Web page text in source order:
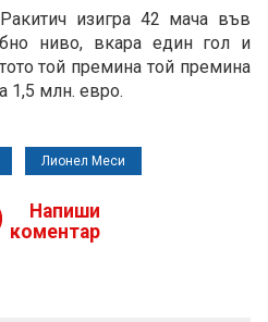
изигра 42 мача във
ниво, вкара един гол и
той премина той премина
1,5 млн. евро.
Лионел Меси
Напиши
коментар